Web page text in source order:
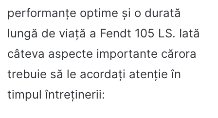
performanțe optime și o durată
lungă de viață a Fendt 105 LS. Iată
câteva aspecte importante cărora
trebuie să le acordați atenție în
timpul întreținerii: